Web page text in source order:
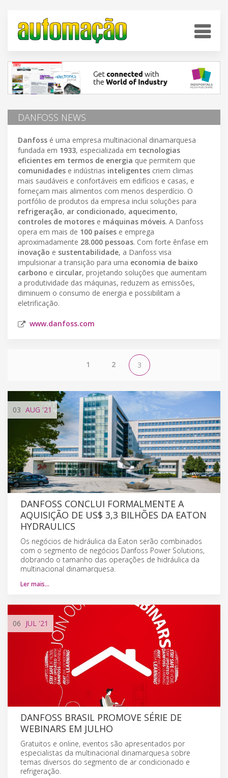
DANFOSS NEWS
Danfoss é uma empresa multinacional dinamarquesa
fundada em 1933, especializada em tecnologias
eficientes em termos de energia que permitem que
comunidades e indústrias inteligentes criem climas
mais saudáveis e confortáveis em edifícios e casas, e
forneçam mais alimentos com menos desperdício. O
portfólio de produtos da empresa inclui soluções para
refrigeração, ar condicionado, aquecimento,
controles de motores e máquinas móveis. A Danfoss
opera em mais de 100 países e emprega
aproximadamente 28.000 pessoas. Com forte ênfase em
inovação e sustentabilidade, a Danfoss visa
impulsionar a transição para uma economia de baixo
carbono e circular, projetando soluções que aumentam
a produtividade das máquinas, reduzem as emissões,
diminuem o consumo de energia e possibilitam a
eletrificação.
www.danfoss.com
1 2 3
03 AUG '21
DANFOSS CONCLUI FORMALMENTE A
AQUISIÇÃO DE US$ 3,3 BILHÕES DA EATON
HYDRAULICS
Os negócios de hidráulica da Eaton serão combinados
com o segmento de negócios Danfoss Power Solutions,
dobrando o tamanho das operações de hidráulica da
multinacional dinamarquesa.
Ler mais…
06 JUL '21
DANFOSS BRASIL PROMOVE SÉRIE DE
WEBINARS EM JULHO
Gratuitos e online, eventos são apresentados por
especialistas da multinacional dinamarquesa sobre
temas diversos do segmento de ar condicionado e
refrigeração.